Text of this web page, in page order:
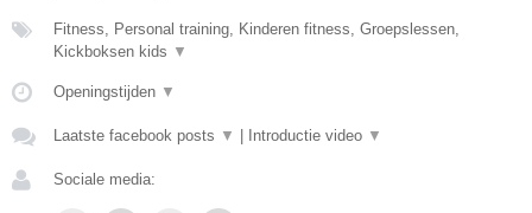
Fitness, Personal training, Kinderen fitness, Groepslessen,
Kickboksen kids ▼
Openingstijden ▼
Laatste facebook posts ▼ Introductie video ▼
Sociale media: